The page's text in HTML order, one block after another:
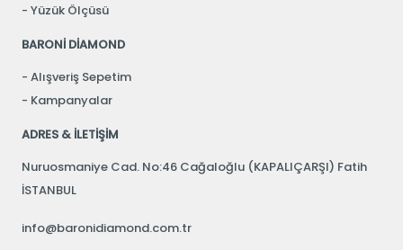
Yüzük Ölçüsü
BARONİ DİAMOND
Alışveriş Sepetim
Kampanyalar
ADRES & İLETİŞİM
Nuruosmaniye Cad. No:46 Cağaloğlu (KAPALIÇARŞI) Fatih
İSTANBUL
info@baronidiamond.com.tr